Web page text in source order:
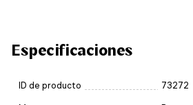
Especificaciones
ID de producto 73272